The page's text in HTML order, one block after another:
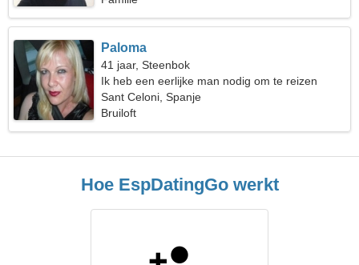
Paloma
41 jaar, Steenbok
Ik heb een eerlijke man nodig om te reizen
Sant Celoni, Spanje
Bruiloft
Hoe EspDatingGo werkt